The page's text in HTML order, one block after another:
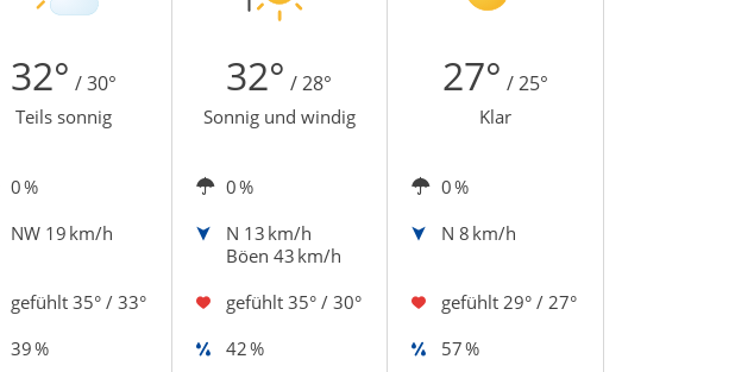
32° / 30° 32° / 28° 27° / 25°
Teils sonnig Sonnig und windig Klar
0 % 0 %
0 %
NW 19 km/h N 13 km/h
Böen 43 km/h
N 8 km/h
gefühlt 35° / 33° gefühlt 35° / 30° gefühlt 29° / 27°
39 % 42 %
57 %